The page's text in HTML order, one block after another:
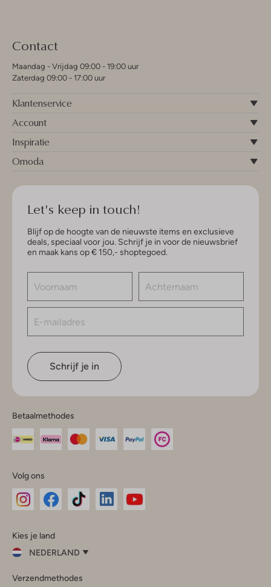
Contact
Maandag - Vrijdag 09:00 - 19:00 uur
Zaterdag 09:00 - 17:00 uur
Klantenservice
Account
Inspiratie
Omoda
Let's keep in touch!
Blijf op de hoogte van de nieuwste items en exclusieve
deals, speciaal voor jou. Schrijf je in voor de nieuwsbrief
en maak kans op € 150,- shoptegoed.
Schrijf je in
Betaalmethodes
Volg ons
InstagramFacebook
Kies je land
NEDERLAND
je
Verzendmethodes